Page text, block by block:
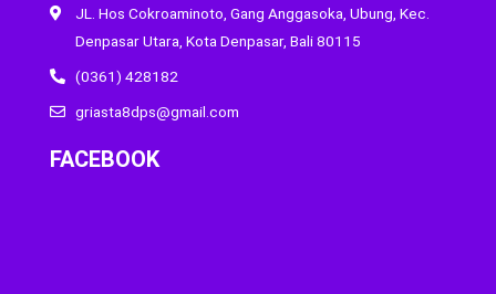
JL. Hos Cokroaminoto, Gang Anggasoka, Ubung, Kec.
Denpasar Utara, Kota Denpasar, Bali 80115
(0361) 428182
griasta8dps@gmail.com
FACEBOOK